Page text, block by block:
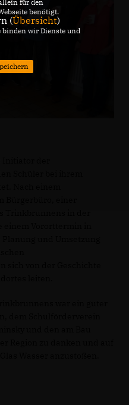
für den
benötigt.
(Übersicht)
wir Dienste und